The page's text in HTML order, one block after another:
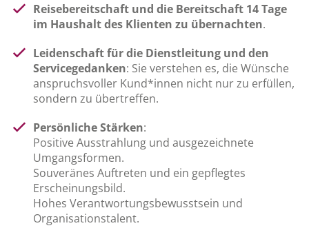
Reisebereitschaft und die Bereitschaft 14 Tage
im Haushalt des Klienten zu übernachten.
Leidenschaft für die Dienstleitung und den
Servicegedanken: Sie verstehen es, die Wünsche
anspruchsvoller Kund*innen nicht nur zu erfüllen,
sondern zu übertreffen.
Persönliche Stärken:
Positive Ausstrahlung und ausgezeichnete
Umgangsformen.
Souveränes Auftreten und ein gepflegtes
Erscheinungsbild.
Hohes Verantwortungsbewusstsein und
Organisationstalent.